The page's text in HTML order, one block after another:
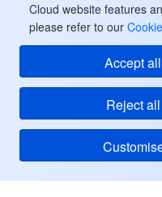
Cloud website features
please refer to our
Accept
Reject